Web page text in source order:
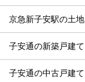
京急新子安駅の土地
子安通の新築戸建て
子安通の中古戸建て